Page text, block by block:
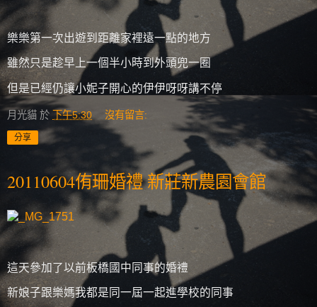
樂樂第一次出遊到距離家裡遠一點的地方
雖然只是趁早上一個半小時到外頭兜一圈
但是已經仍讓小妮子開心的伊伊呀呀講不停
月光貓 於 下午5:30 沒有留言:
分享
20110604侑珊婚禮 新莊新農園會館
這天參加了以前板橋國中同事的婚禮
新娘子跟樂媽我都是同一屆一起進學校的同事